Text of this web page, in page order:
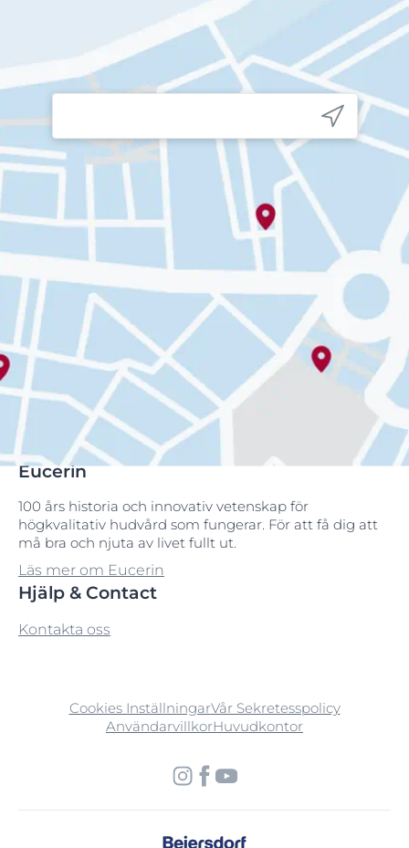
Eucerin
100 års historia och innovativ vetenskap för
högkvalitativ hudvård som fungerar. För att få dig att
må bra och njuta av livet fullt ut.
Läs mer om Eucerin
Hjälp & Contact
Kontakta oss
Cookies InställningarVår Sekretesspolicy
AnvändarvillkorHuvudkontor